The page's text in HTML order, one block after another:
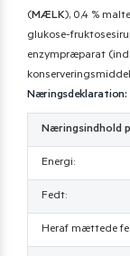
(MÆLK), 0,4 %
glukose-
enzympræparat
Næringsdeklaration:
Næringsindhold
Energi:
Fedt:
Heraf mættede